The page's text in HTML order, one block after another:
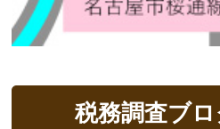
税務調査ブ